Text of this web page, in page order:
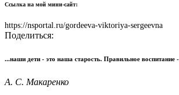
Ссылка на мой мини-сайт:
https://nsportal.ru/gordeeva-viktoriya-sergeevna
Поделиться:
...наши дети - это наша старость. Правильное
А. С. Макаренко